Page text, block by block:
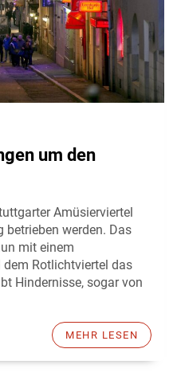
um den
Amüsierviertel
betrieben werden. Das
mit einem
Rotlichtviertel das
Hindernisse, sogar von
MEHR LESEN